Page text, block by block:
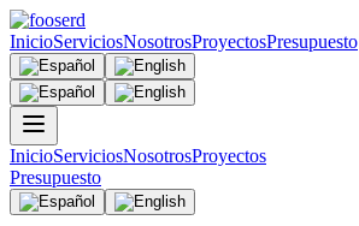
InicioServiciosNosotrosProyectosPresupuesto
InicioServiciosNosotrosProyectos
Presupuesto